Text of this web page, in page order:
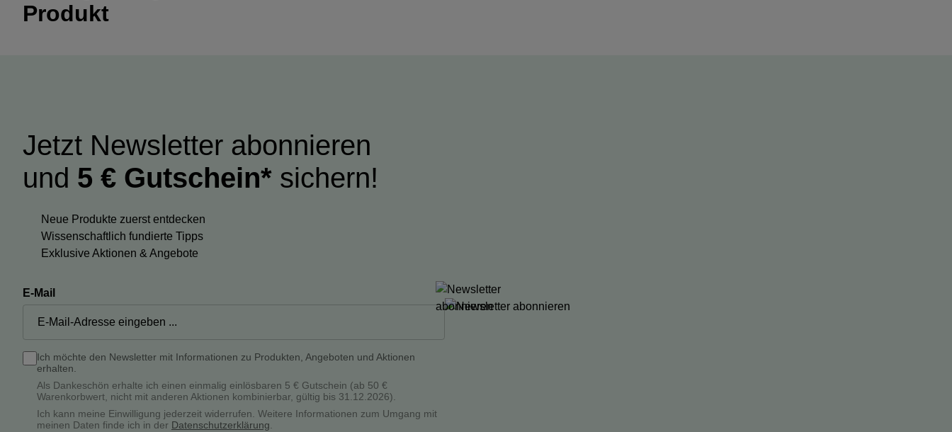
Produkt
Jetzt Newsletter abonnieren
und 5 € Gutschein* sichern!
Neue Produkte zuerst entdecken
Wissenschaftlich fundierte Tipps
Exklusive Aktionen & Angebote
E-Mail
Ich möchte den Newsletter mit Informationen zu Produkten, Angeboten und Aktionen
erhalten.
Als Dankeschön erhalte ich einen einmalig einlösbaren 5 € Gutschein (ab 50 €
Warenkorbwert, nicht mit anderen Aktionen kombinierbar, gültig bis 31.12.2026).
Ich kann meine Einwilligung jederzeit widerrufen. Weitere Informationen zum Umgang mit
meinen Daten finde ich in der Datenschutzerklärung.